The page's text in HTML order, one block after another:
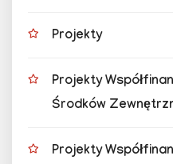
Projekty
Projekty
Środków
Projekty